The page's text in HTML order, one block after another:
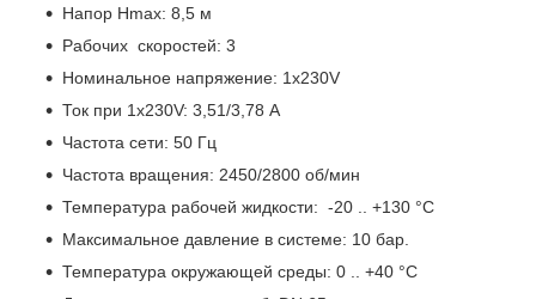
Напор Нmax: 8,5 м
Рабочих скоростей: 3
Номинальное напряжение: 1х230V
Ток при 1х230V: 3,51/3,78 А
Частота сети: 50 Гц
Частота вращения: 2450/2800 об/мин
Температура рабочей жидкости: -20 .. +130 °C
Максимальное давление в системе: 10 бар.
Температура окружающей среды: 0 .. +40 °C